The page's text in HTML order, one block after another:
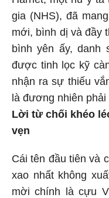
gia (NHS), đã
mới, bình dị và đầy
bình yên ấy, danh
được tinh lọc kỹ
nhận ra sự thiếu
là đương nhiên phải
Lời từ chối khéo
vẹn
Cái tên đầu tiên và
xao nhất không
mời chính là cựu